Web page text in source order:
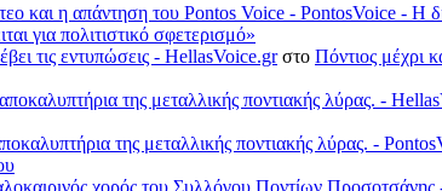
και η απάντηση του Pontos Voice - PontosVoice
για πολιτιστικό σφετερισμό»
τις εντυπώσεις - HellasVoice.grστο Πόντιος μέχρι
της μεταλλικής ποντιακής λύρας. -
της μεταλλικής ποντιακής λύρας. -
χορός του Συλλόγου Ποντίων